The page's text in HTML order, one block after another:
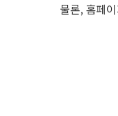
물론, 홈페